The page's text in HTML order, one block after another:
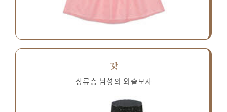
갓
상류층 남성의 외출모자